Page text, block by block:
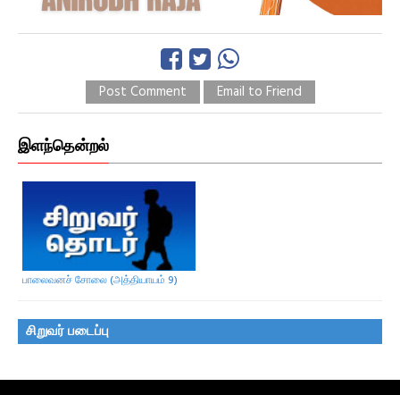
Post Comment Email to Friend
இளந்தென்றல்
பாலைவனச் சோலை (அத்தியாயம் 9)
சிறுவர் படைப்பு